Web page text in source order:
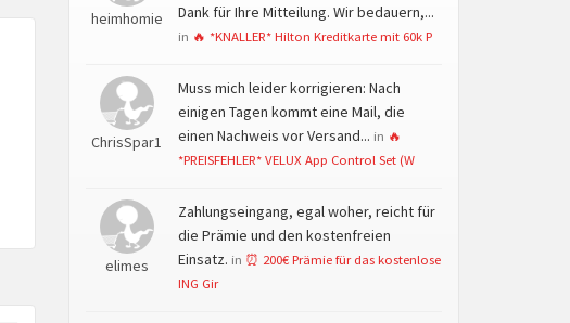
heimhomie
Dank für Ihre Mitteilung. Wir bedauern,...
in 🔥 *KNALLER* Hilton Kreditkarte mit 60k P
ChrisSpar1
Muss mich leider korrigieren: Nach
einigen Tagen kommt eine Mail, die
einen Nachweis vor Versand... in 🔥
*PREISFEHLER* VELUX App Control Set (W
elimes
Zahlungseingang, egal woher, reicht für
die Prämie und den kostenfreien
Einsatz. in ⏰ 200€ Prämie für das kostenlose
ING Gir